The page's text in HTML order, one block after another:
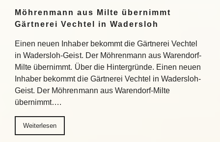
Möhrenmann aus Milte übernimmt
Gärtnerei Vechtel in Wadersloh
Einen neuen Inhaber bekommt die Gärtnerei Vechtel
in Wadersloh-Geist. Der Möhrenmann aus Warendorf-
Milte übernimmt. Über die Hintergründe. Einen neuen
Inhaber bekommt die Gärtnerei Vechtel in Wadersloh-
Geist. Der Möhrenmann aus Warendorf-Milte
übernimmt….
Weiterlesen